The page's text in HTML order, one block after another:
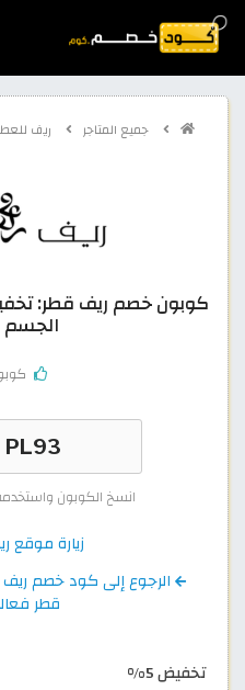
جميع المتاجر ريف
انسخ الكوبون
زيارة موقع
قطر فعالة
تخفيض 5%